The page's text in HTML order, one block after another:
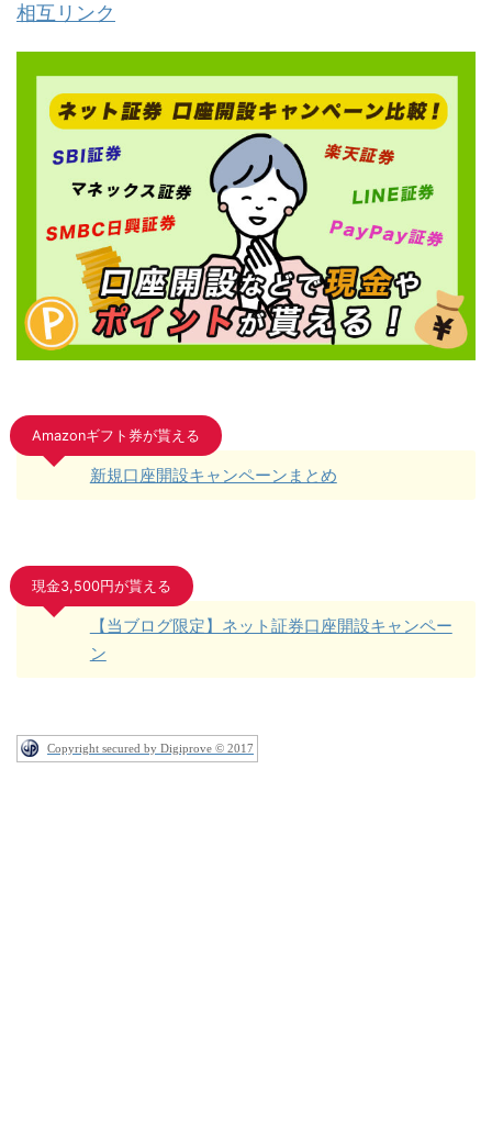
相互リンク
Amazonギフト券が貰える
新規口座開設キャンペーンまとめ
現金3,500円が貰える
【当ブログ限定】ネット証券口座開設キャンペー
ン
Copyright secured by Digiprove © 2017